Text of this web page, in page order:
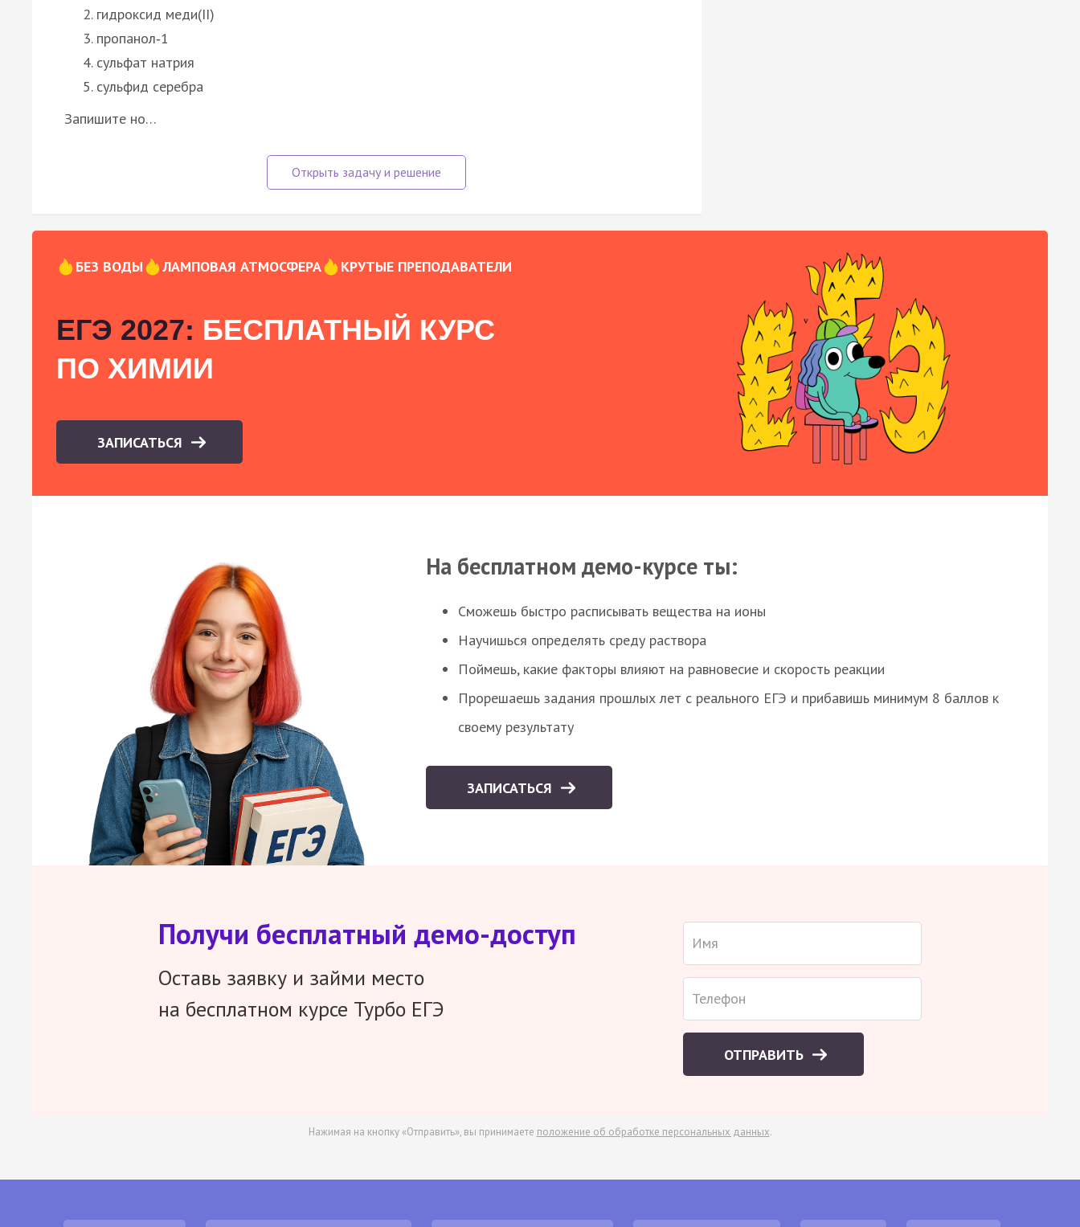
гидроксид меди(II)
пропанол‑1
сульфат натрия
сульфид серебра
Запишите но…
БЕЗ ВОДЫ ЛАМПОВАЯ АТМОСФЕРА КРУТЫЕ ПРЕПОДАВАТЕЛИ
ЕГЭ 2027: БЕСПЛАТНЫЙ КУРС
ПО ХИМИИ
ЗАПИСАТЬСЯ
На бесплатном демо-курсе ты:
Сможешь быстро расписывать вещества на ионы
Научишься определять среду раствора
Поймешь, какие факторы влияют на равновесие и скорость реакции
Прорешаешь задания прошлых лет с реального ЕГЭ и прибавишь минимум 8 баллов к
своему результату
ЗАПИСАТЬСЯ
Получи бесплатный демо-доступ
Оставь заявку и займи место
на бесплатном курсе Турбо ЕГЭ
ОТПРАВИТЬ
Нажимая на кнопку «Отправить», вы принимаете положение об обработке персональных данных.